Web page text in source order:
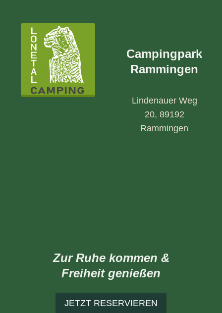
Campingpark
Rammingen
Lindenauer Weg
20, 89192
Rammingen
Zur Ruhe kommen &
Freiheit genießen
JETZT RESERVIEREN